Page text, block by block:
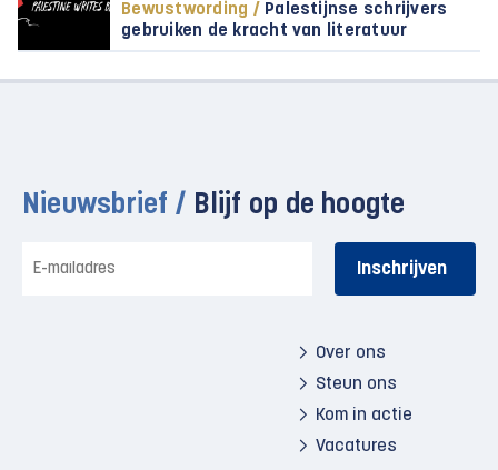
Bewustwording / Palestijnse schrijvers
gebruiken de kracht van literatuur
Nieuwsbrief / Blijf op de hoogte
mailadres
Over ons
Steun ons
Kom in actie
Vacatures